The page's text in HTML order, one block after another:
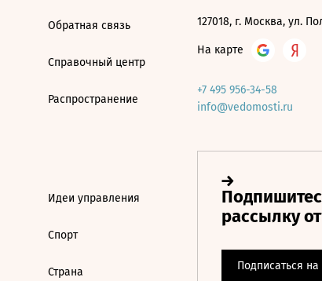
Обратная связь
Справочный центр
Распространение
Идеи управления
Спорт
Страна
127018, г. Москва, ул.
На карте
+7 495 956-34-58
info@vedomosti.ru